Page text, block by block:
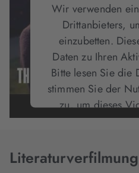
Wir verwenden
Drittanbieters,
einzubetten.
Daten zu Ihren
Bitte lesen Sie die
stimmen Sie der
zu, um dieses
Mehr